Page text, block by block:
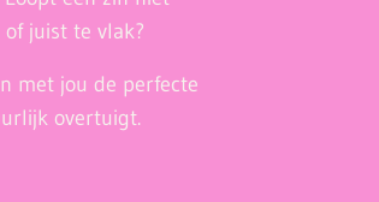
juist te vlak?
met jou de perfecte
overtuigt.